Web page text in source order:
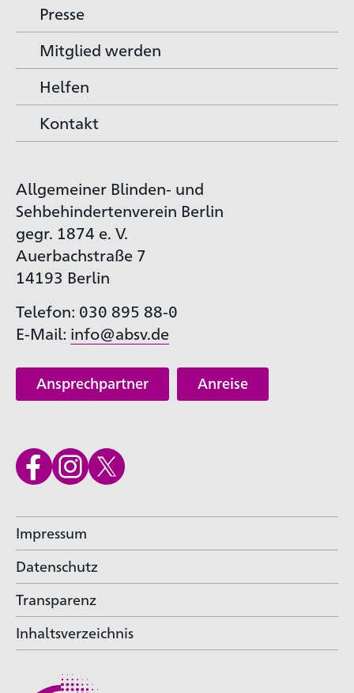
Presse
Mitglied werden
Helfen
Kontakt
Allgemeiner Blinden- und
Sehbehindertenverein Berlin
gegr. 1874 e. V.
Auerbachstraße 7
14193 Berlin
Telefon: 030 895 88-0
E-Mail: info@absv.de
Ansprechpartner Anreise
Impressum
Datenschutz
Transparenz
Inhaltsverzeichnis